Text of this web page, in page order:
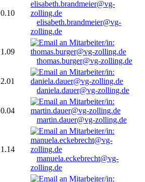
0.10
elisabeth.brandmeier@vg-
zolling.de
1.09
thomas.burger@vg-zolling.de
2.01
daniela.dauer@vg-zolling.de
0.04
martin.dauer@vg-zolling.de
1.14
manuela.eckebrecht@vg-
zolling.de